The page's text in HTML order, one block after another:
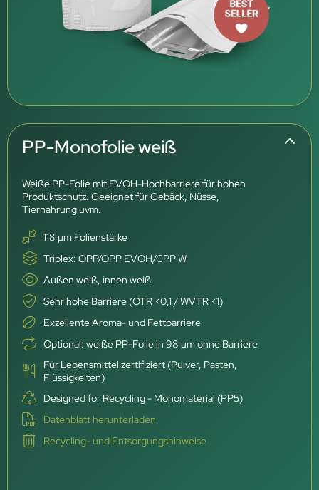
PP-Monofolie weiß
Weiße PP-Folie mit EVOH-Hochbarriere für hohen
Produktschutz. Geeignet für Gebäck, Nüsse,
Tiernahrung uvm.
118 µm Folienstärke
Triplex: OPP/OPP EVOH/CPP W
Außen weiß, innen weiß
Sehr hohe Barriere (OTR <0,1 / WVTR <1)
Exzellente Aroma- und Fettbarriere
Optional: weiße PP-Folie in 98 µm ohne Barriere
Für Lebensmittel zertifiziert (Pulver, Pasten,
Flüssigkeiten)
Designed for Recycling - Monomaterial (PP5)
Datenblatt herunterladen
Recycling- und Entsorgungshinweise